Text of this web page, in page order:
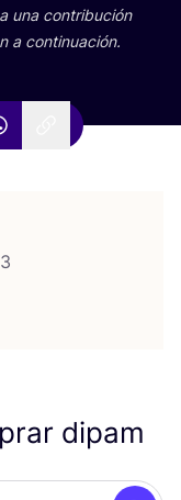
una con­tri­bu­ción
a continuación.
dipam